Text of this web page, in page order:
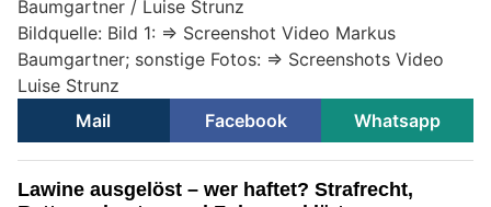
Baumgartner / Luise Strunz
Bildquelle: Bild 1: => Screenshot Video Markus
Baumgartner; sonstige Fotos: => Screenshots Video
Luise Strunz
Mail
Facebook Whatsapp
Lawine ausgelöst – wer haftet? Strafrecht,